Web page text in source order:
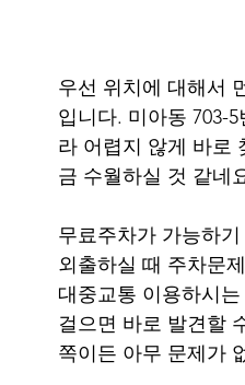
우선 위치에 대해서
입니다. 미아동 703-
라 어렵지 않게 바로
금 수월하실 것 같네
무료주차가 가능하
외출하실 때 주차문
대중교통 이용하시
걸으면 바로 발견할
쪽이든 아무 문제가